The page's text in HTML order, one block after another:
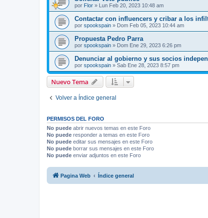
por Flor » Lun Feb 20, 2023 10:48 am
Contactar con influencers y cribar a los
por spookspain » Dom Feb 05, 2023 10:44 am
Propuesta Pedro Parra
por spookspain » Dom Ene 29, 2023 6:26 pm
Denunciar al gobierno y sus socios
por spookspain » Sab Ene 28, 2023 8:57 pm
Nuevo Tema
Volver a Índice general
PERMISOS DEL FORO
No puede abrir nuevos temas en este Foro
No puede responder a temas en este Foro
No puede editar sus mensajes en este Foro
No puede borrar sus mensajes en este Foro
No puede enviar adjuntos en este Foro
Pagina Web Índice general